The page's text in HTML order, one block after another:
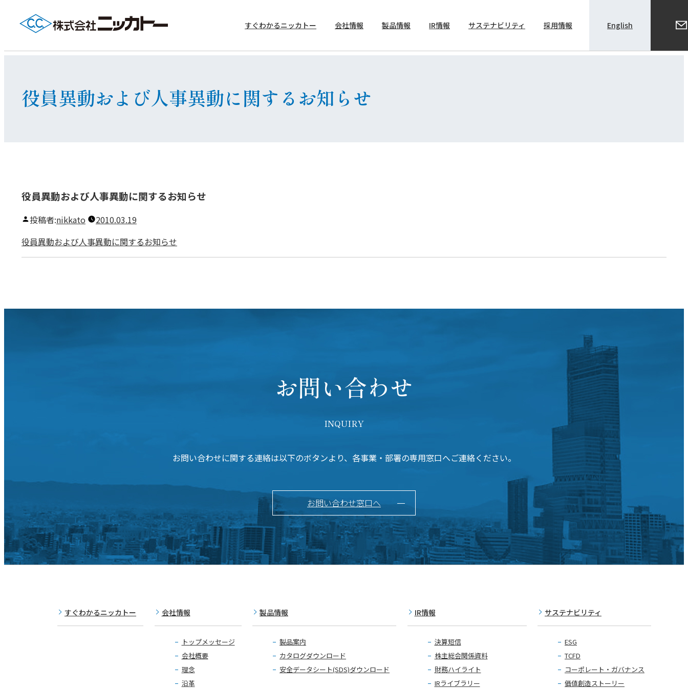
すぐわかるニッカトー 会社情報 製品情報 IR情報 サステナビリティ 採用情報 English
役員異動および人事異動に関するお知らせ
役員異動および人事異動に関するお知らせ
投稿者:nikkato
2010.03.19
役員異動および人事異動に関するお知らせ
お問い合わせ
INQUIRY
お問い合わせに関する連絡は以下のボタンより、各事業・部署の専用窓口へご連絡ください。
お問い合わせ窓口へ
すぐわかるニッカトー 会社情報
トップメッセージ
会社概要
理念
沿革
製品情報
製品案内
カタログダウンロード
安全データシート(SDS)ダウンロード
IR情報
決算短信
株主総会関係資料
財務ハイライト
IRライブラリー
サステナビリティ
ESG
TCFD
コーポレート・ガバナンス
価値創造ストーリー